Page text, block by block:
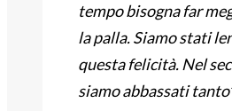
tempo bisogna far
la palla. Siamo stati
questa felicità. Nel
siamo abbassati